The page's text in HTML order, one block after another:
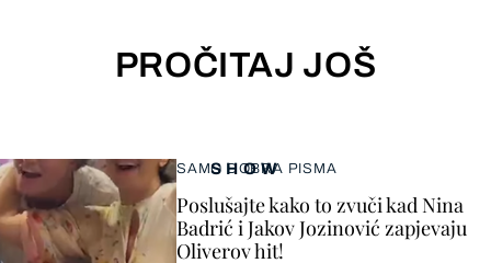
PROČITAJ JOŠ
SHOW
SAMO DOBRA PISMA
Poslušajte kako to zvuči kad Nina
Badrić i Jakov Jozinović zapjevaju
Oliverov hit!